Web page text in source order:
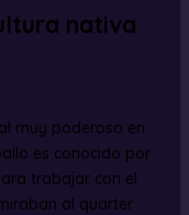
nativa
muy poderoso en
es conocido por
trabajar con el
al quarter